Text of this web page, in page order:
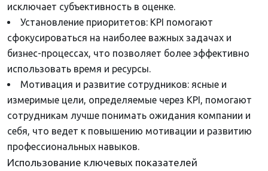
исключает субъективность в оценке.
Установление приоритетов: KPI помогают
сфокусироваться на наиболее важных задачах и
бизнес-процессах, что позволяет более эффективно
использовать время и ресурсы.
Мотивация и развитие сотрудников: ясные и
измеримые цели, определяемые через KPI, помогают
сотрудникам лучше понимать ожидания компании и
себя, что ведет к повышению мотивации и развитию
профессиональных навыков.
Использование ключевых показателей